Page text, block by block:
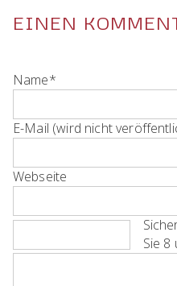
EINEN
Pflichtfeld
Name*
Pflichtfeld
E-Mail (wird nicht
Webseite
Sie 8